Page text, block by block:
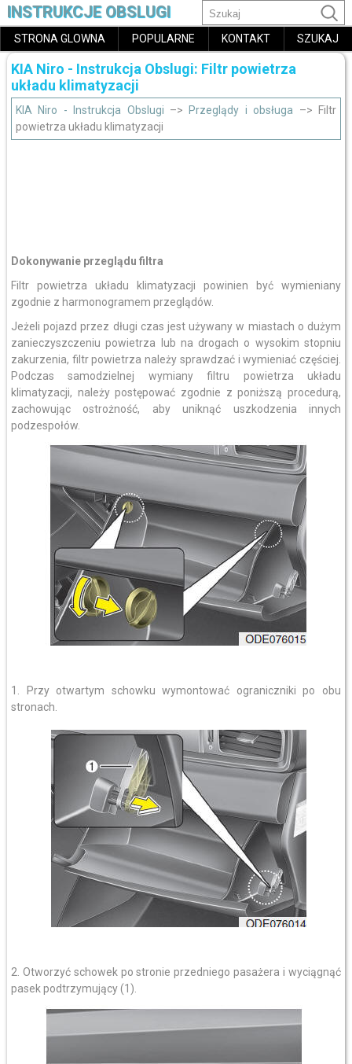
INSTRUKCJE OBSLUGI
STRONA GLOWNA POPULARNE KONTAKT SZUKAJ
KIA Niro - Instrukcja Obslugi: Filtr powietrza
układu klimatyzacji
KIA Niro - Instrukcja Obslugi –> Przeglądy i obsługa –> Filtr
powietrza układu klimatyzacji
Dokonywanie przeglądu filtra
Filtr powietrza układu klimatyzacji powinien być wymieniany
zgodnie z harmonogramem przeglądów.
Jeżeli pojazd przez długi czas jest używany w miastach o dużym
zanieczyszczeniu powietrza lub na drogach o wysokim stopniu
zakurzenia, filtr powietrza należy sprawdzać i wymieniać częściej.
Podczas samodzielnej wymiany filtru powietrza układu
klimatyzacji, należy postępować zgodnie z poniższą procedurą,
zachowując ostrożność, aby uniknąć uszkodzenia innych
podzespołów.
1. Przy otwartym schowku wymontować ograniczniki po obu
stronach.
2. Otworzyć schowek po stronie przedniego pasażera i wyciągnąć
pasek podtrzymujący (1).